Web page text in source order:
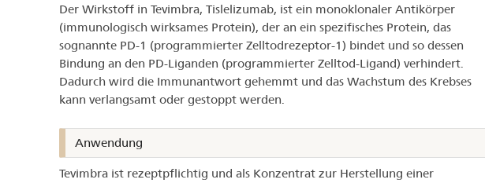
Der Wirkstoff in Tevimbra, Tislelizumab, ist ein monoklonaler Antikörper
(immunologisch wirksames Protein), der an ein spezifisches Protein, das
sognannte PD-1 (programmierter Zelltodrezeptor-1) bindet und so dessen
Bindung an den PD-Liganden (programmierter Zelltod-Ligand) verhindert.
Dadurch wird die Immunantwort gehemmt und das Wachstum des Krebses
kann verlangsamt oder gestoppt werden.
Anwendung
Tevimbra ist rezeptpflichtig und als Konzentrat zur Herstellung einer